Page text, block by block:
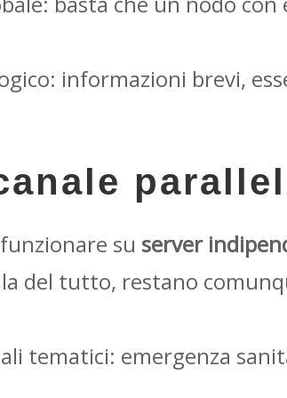
informazioni brevi,
su server
del tutto, restano
tematici: emergenza